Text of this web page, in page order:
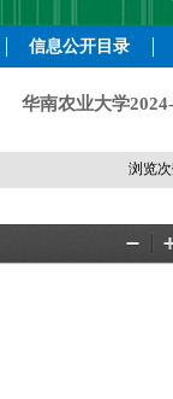
信息公开目录
华南农业大学
浏览